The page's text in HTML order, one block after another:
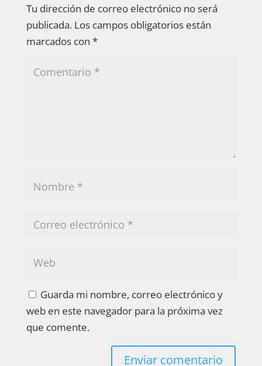
Tu dirección de correo electrónico no será
publicada. Los campos obligatorios están
marcados con *
Guarda mi nombre, correo electrónico y
web en este navegador para la próxima vez
que comente.